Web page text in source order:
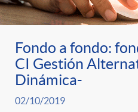
Fondo a fondo:
CI Gestión
Dinámica-
02/10/2019